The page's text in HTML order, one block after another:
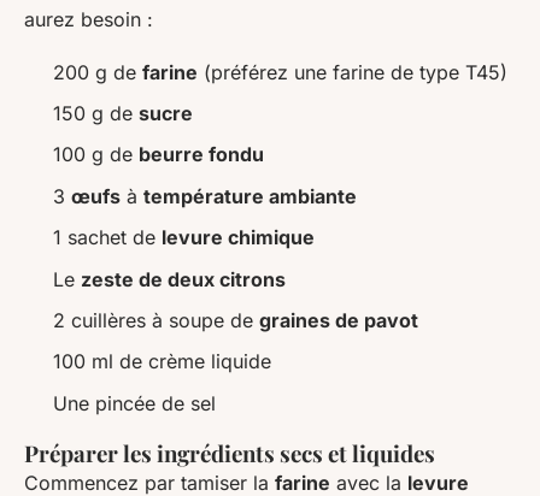
aurez besoin :
200 g de farine (préférez une farine de type T45)
150 g de sucre
100 g de beurre fondu
3 œufs à température ambiante
1 sachet de levure chimique
Le zeste de deux citrons
2 cuillères à soupe de graines de pavot
100 ml de crème liquide
Une pincée de sel
Préparer les ingrédients secs et liquides
Commencez par tamiser la farine avec la levure